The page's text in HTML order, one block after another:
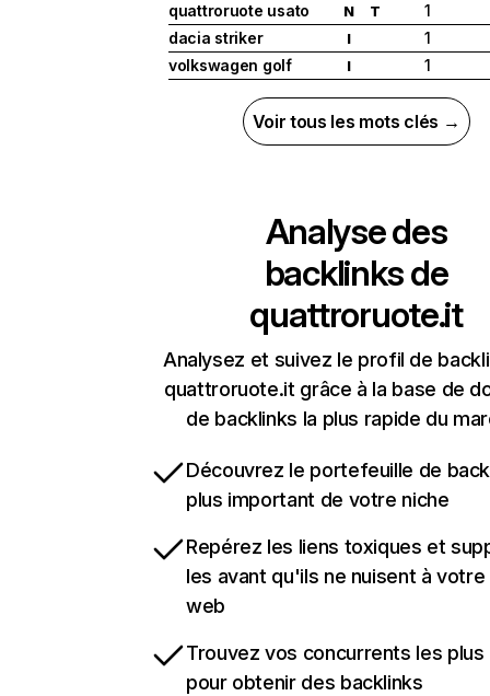
quattroruote usato
N T
1
dacia striker
I
1
volkswagen golf
I 1
Voir tous les mots clés →
Analyse des
backlinks de
quattroruote.it
Analysez et suivez le profil de
quattroruote.it grâce à la base de
de backlinks la plus rapide du
Découvrez le portefeuille de
plus important de votre niche
Repérez les liens toxiques et
les avant qu'ils ne nuisent à
web
Trouvez vos concurrents les
pour obtenir des backlinks